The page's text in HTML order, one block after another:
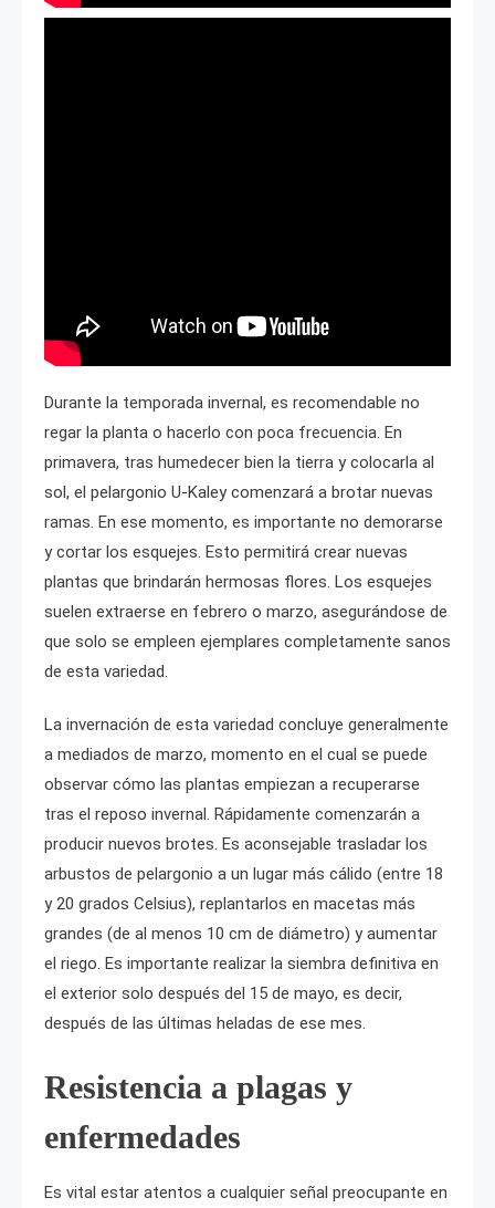
Durante la temporada invernal, es recomendable no
regar la planta o hacerlo con poca frecuencia. En
primavera, tras humedecer bien la tierra y colocarla al
sol, el pelargonio U-Kaley comenzará a brotar nuevas
ramas. En ese momento, es importante no demorarse
y cortar los esquejes. Esto permitirá crear nuevas
plantas que brindarán hermosas flores. Los esquejes
suelen extraerse en febrero o marzo, asegurándose de
que solo se empleen ejemplares completamente sanos
de esta variedad.
La invernación de esta variedad concluye generalmente
a mediados de marzo, momento en el cual se puede
observar cómo las plantas empiezan a recuperarse
tras el reposo invernal. Rápidamente comenzarán a
producir nuevos brotes. Es aconsejable trasladar los
arbustos de pelargonio a un lugar más cálido (entre 18
y 20 grados Celsius), replantarlos en macetas más
grandes (de al menos 10 cm de diámetro) y aumentar
el riego. Es importante realizar la siembra definitiva en
el exterior solo después del 15 de mayo, es decir,
después de las últimas heladas de ese mes.
Resistencia a plagas y
enfermedades
Es vital estar atentos a cualquier señal preocupante en